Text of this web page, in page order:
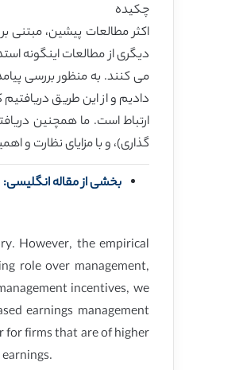
چکیده
اکثر مطالعات پیشین، مبتنی
دیگری از مطالعات اینگونه
دادیم و از این طریق
ارتباط است. ما همچنین
گذاری)، و با مزایای نظارت و
بخشی از مقاله انگلیسی:
However, the empirical
role over management,
incentives, we
earnings management
for firms that are of higher